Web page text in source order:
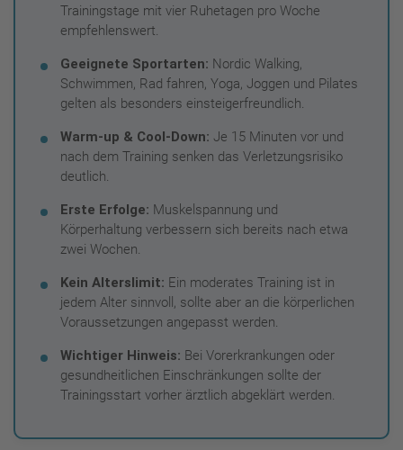
Trainingstage mit vier Ruhetagen pro Woche
empfehlenswert.
Geeignete Sportarten: Nordic Walking,
Schwimmen, Rad fahren, Yoga, Joggen und Pilates
gelten als besonders einsteigerfreundlich.
Warm-up & Cool-Down: Je 15 Minuten vor und
nach dem Training senken das Verletzungsrisiko
deutlich.
Erste Erfolge: Muskelspannung und
Körperhaltung verbessern sich bereits nach etwa
zwei Wochen.
Kein Alterslimit: Ein moderates Training ist in
jedem Alter sinnvoll, sollte aber an die körperlichen
Voraussetzungen angepasst werden.
Wichtiger Hinweis: Bei Vorerkrankungen oder
gesundheitlichen Einschränkungen sollte der
Trainingsstart vorher ärztlich abgeklärt werden.